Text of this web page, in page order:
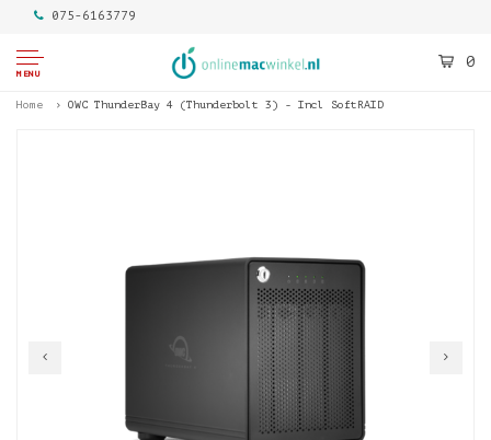
075-6163779
MENU
0
Home OWC ThunderBay 4 (Thunderbolt 3) - Incl SoftRAID